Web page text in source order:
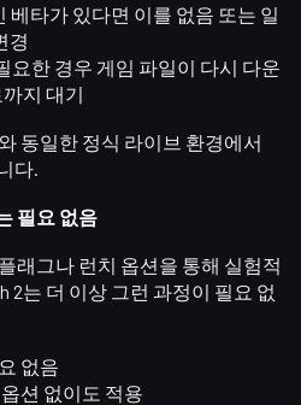
베타가 있다면 이를 없음 또는 일
경
요한 경우 게임 파일이 다시 다운
지 대기
동일한 정식 라이브 환경에서
다.
필요 없음
래그나 런치 옵션을 통해 실험적
2는 더 이상 그런 과정이 필요 없
없음
션 없이도 적용